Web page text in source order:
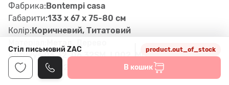
Фабрика:Bontempi casa
Габарити:133 x 67 x 75-80 см
Колір:Коричневий, Титатовий
Артикул:06.32, 06.32SM, L002, M028, p
ad. Q235
Стіл письмовий ZAC product.out_of_stock
В кошик